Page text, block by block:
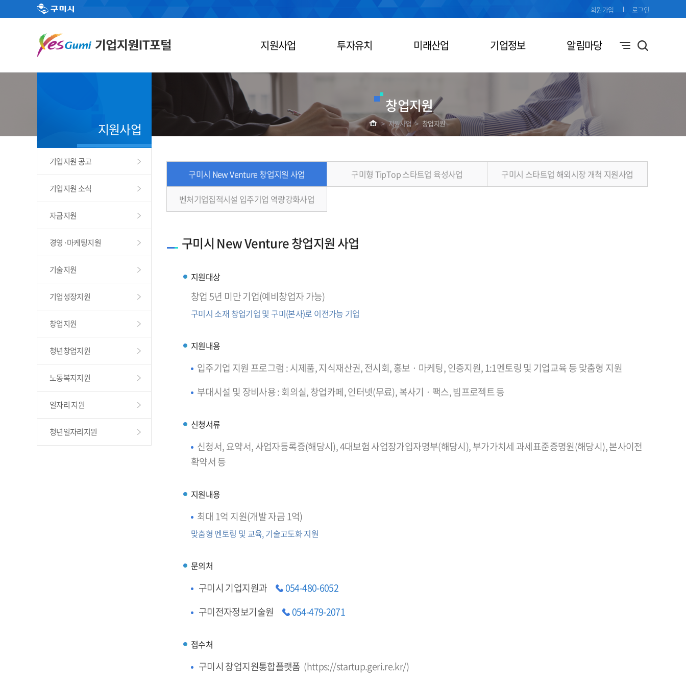
지원사업 투자유치 미래산업 기업정보 알림마당
회원가입 로그인
창업지원
> 지원사업 > 창업지원
지원사업
기업지원 공고
기업지원 소식
자금지원
경영·마케팅지원
기술지원
기업성장지원
창업지원
청년창업지원
노동복지지원
일자리 지원
청년일자리지원
구미시 New Venture 창업지원 사업 구미형 TipTop 스타트업 육성사업 구미시 스타트업 해외시장 개척 지원사업
벤처기업집적시설 입주기업 역량강화사업
구미시 New Venture 창업지원 사업
지원대상
창업 5년 미만 기업(예비창업자 가능)
구미시 소재 창업기업 및 구미(본사)로 이전가능 기업
지원내용
입주기업 지원 프로그램 : 시제품, 지식재산권, 전시회, 홍보 · 마케팅, 인증지원, 1:1멘토링 및 기업교육 등 맞춤형 지원
부대시설 및 장비사용 : 회의실, 창업카페, 인터넷(무료), 복사기 · 팩스, 빔프로젝트 등
신청서류
신청서, 요약서, 사업자등록증(해당시), 4대보험 사업장가입자명부(해당시), 부가가치세 과세표준증명원(해당시), 본사이전
확약서 등
지원내용
최대 1억 지원(개발 자금 1억)
맞춤형 멘토링 및 교육, 기술고도화 지원
문의처
구미시 기업지원과
054-480-6052
구미전자정보기술원
054-479-2071
접수처
구미시 창업지원통합플랫폼 (https://startup.geri.re.kr/)